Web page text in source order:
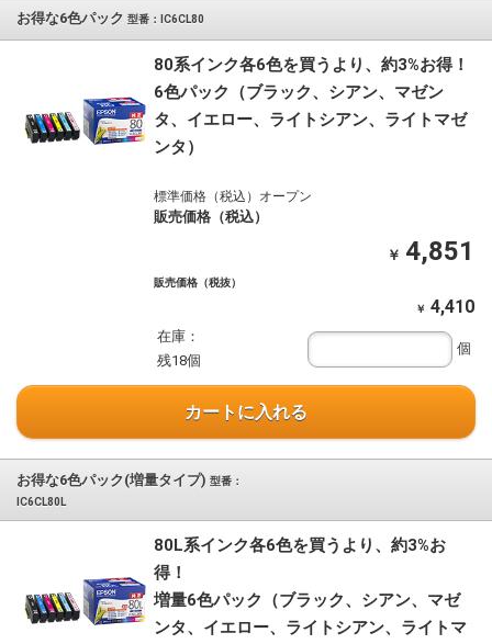
お得な6色パック 型番：IC6CL80
80系インク各6色を買うより、約3%お得！
6色パック（ブラック、シアン、マゼン
タ、イエロー、ライトシアン、ライトマゼ
ンタ）
標準価格（税込）オープン
販売価格（税込）
￥ 4,851
販売価格（税抜）
￥ 4,410
在庫：
残18個
個
カートに入れる
お得な6色パック(増量タイプ) 型番：
IC6CL80L
80L系インク各6色を買うより、約3%お
得！
増量6色パック（ブラック、シアン、マゼ
ンタ、イエロー、ライトシアン、ライトマ